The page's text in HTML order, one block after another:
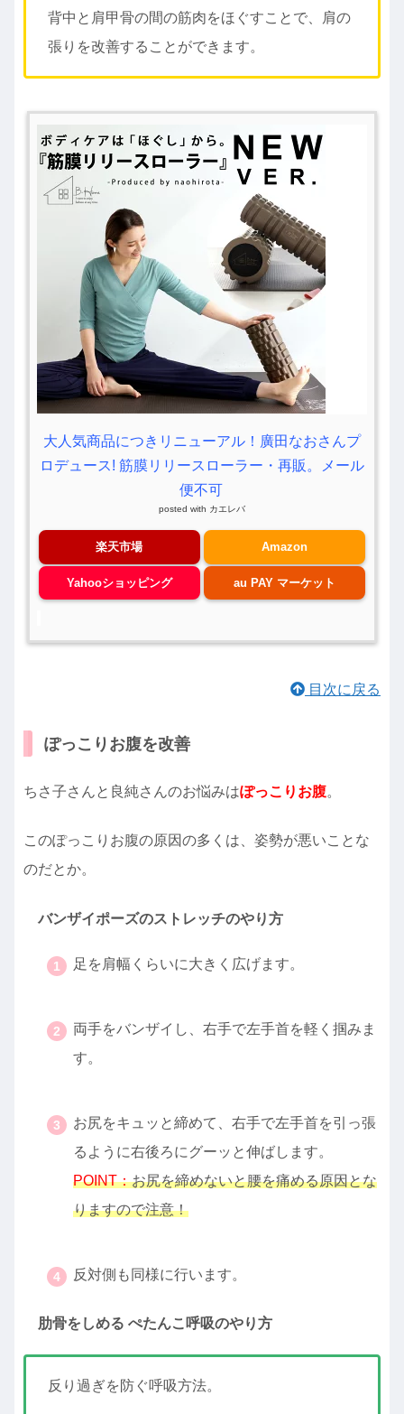
背中と肩甲骨の間の筋肉をほぐすことで、肩の
張りを改善することができます。
大人気商品につきリニューアル！廣田なおさんプ
ロデュース! 筋膜リリースローラー・再販。メール
便不可
posted with カエレバ
楽天市場 Amazon
Yahooショッピング au PAY マーケット
目次に戻る
ぽっこりお腹を改善
ちさ子さんと良純さんのお悩みはぽっこりお腹。
このぽっこりお腹の原因の多くは、姿勢が悪いことな
のだとか。
バンザイポーズのストレッチのやり方
足を肩幅くらいに大きく広げます。
両手をバンザイし、右手で左手首を軽く掴みま
す。
お尻をキュッと締めて、右手で左手首を引っ張
るように右後ろにグーッと伸ばします。
POINT：お尻を締めないと腰を痛める原因とな
りますので注意！
反対側も同様に行います。
肋骨をしめる ぺたんこ呼吸のやり方
反り過ぎを防ぐ呼吸方法。